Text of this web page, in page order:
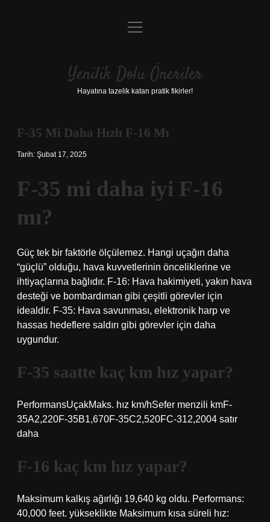
Anasayfa
Yasal Uyarı
menüyü
Yenilik Dolu Öneriler
Hayatına tazelik katan pratik fikirler!
F-35 Mi Daha Hızlı F-16 Mı
Tarih: Şubat 17, 2025
F-35 mi daha iyi F-16
mı?
Güç tek bir faktörle ölçülemez. Hangi uçağın daha
“güçlü” olduğu, hava kuvvetlerinin önceliklerine ve
ihtiyaçlarına bağlıdır. F-16: Hava hakimiyeti, yakın hava
desteği ve bombardıman gibi çeşitli görevler için
idealdir. F-35: Hava savunması, elektronik harp ve
hassas hedeflere saldırı gibi görevler için daha
uygundur.
F-35 saatte kaç km hız yapar?
PerformansUçakMaks. hız km/hSefer menzili kmF-
35A2,220F-35B1,670F-35C2,520FC-312,2004 satır
daha
F-16 kaç km hız yapar?
Maksimum kalkış ağırlığı 19,640 kg oldu. Performans:
40,000 feet. yükseklikte Maksimum kısa süreli hız: